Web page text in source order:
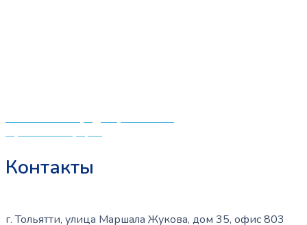
Политика конфиденциальности
Публичная оферта
Контакты
г. Тольятти, улица Маршала Жукова, дом 35, офис 803